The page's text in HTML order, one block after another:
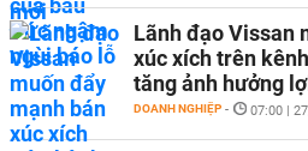
Lãnh đạo Vissan
xúc xích trên
tăng ảnh hưởng
DOANH NGHIỆP - 07:00 |